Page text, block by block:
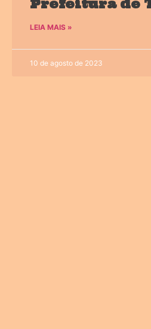
Prefeitura de
LEIA MAIS »
10 de agosto de 2023